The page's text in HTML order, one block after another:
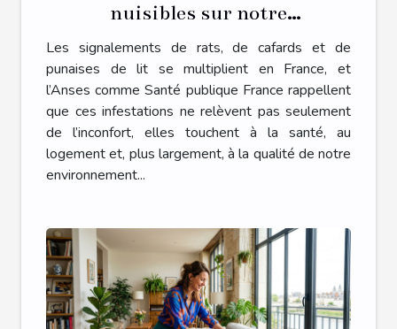
nuisibles sur notre
environnement intérieur ?
Les signalements de rats, de cafards et de
punaises de lit se multiplient en France, et
l’Anses comme Santé publique France rappellent
que ces infestations ne relèvent pas seulement
de l’inconfort, elles touchent à la santé, au
logement et, plus largement, à la qualité de notre
environnement...